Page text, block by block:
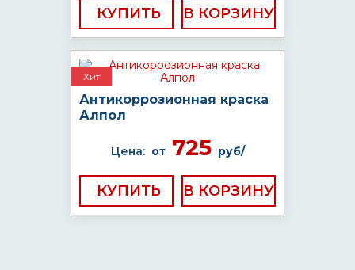
КУПИТЬ
Хит
Антикоррозионная краска
Алпол
Цена: от725 руб/
КУПИТЬ